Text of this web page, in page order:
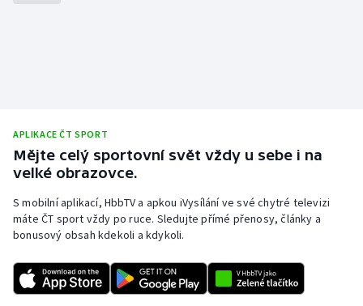
Veslování
Vodní slalom
Volejbal
APLIKACE ČT SPORT
Mějte celý sportovní svět vždy u sebe i na
velké obrazovce.
S mobilní aplikací, HbbTV a apkou iVysílání ve své chytré televizi
máte ČT sport vždy po ruce. Sledujte přímé přenosy, články a
bonusový obsah kdekoli a kdykoli.